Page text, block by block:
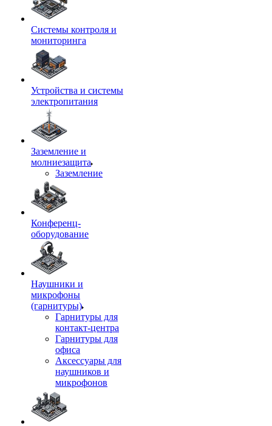
Системы контроля и
мониторинга
Устройства и системы
электропитания
Заземление и
молниезащита
Заземление
Конференц-
оборудование
Наушники и
микрофоны
(гарнитуры)
Гарнитуры для
контакт-центра
Гарнитуры для
офиса
Аксессуары для
наушников и
микрофонов